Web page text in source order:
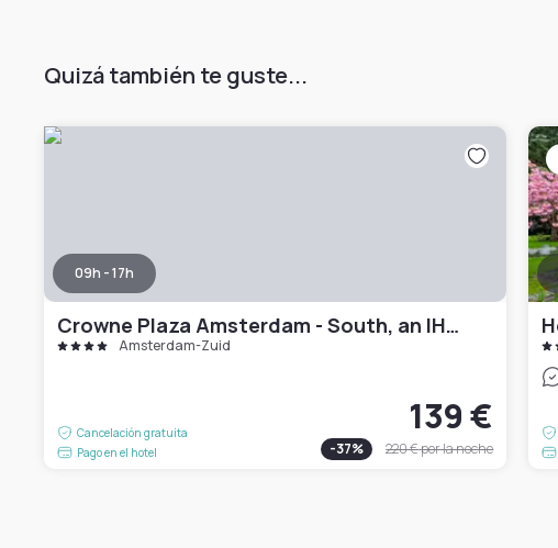
Quizá también te guste...
09h - 17h
Crowne Plaza Amsterdam - South, an IHG Hotel
Amsterdam-Zuid
Cancelación gratuita
Pago en el hotel
139 €
-37% 220 €por la noche